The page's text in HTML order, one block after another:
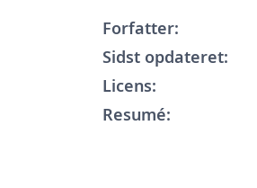
Forfatter:
Sidst opdateret:
Licens:
Resumé: